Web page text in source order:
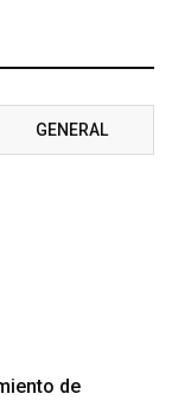
GENERAL
de